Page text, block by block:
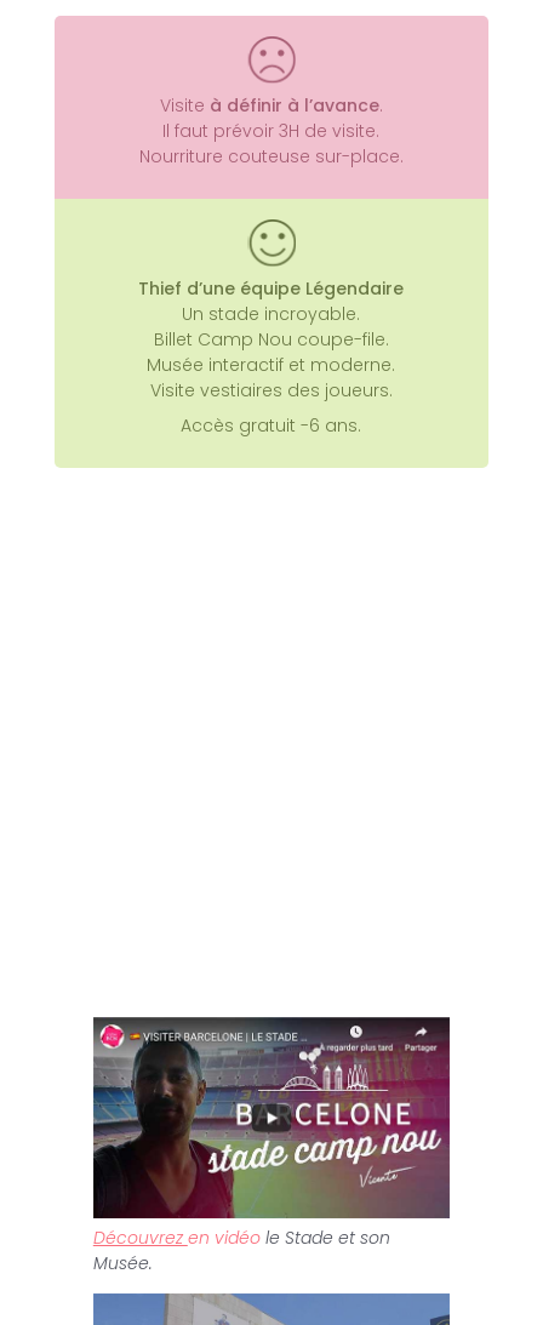
C’est toute l’histoire du Barça
depuis 1899 que l’on prend plaisir à
découvrir.
Visite à définir à l’avance.
Il faut prévoir 3H de visite.
Nourriture couteuse sur-place.
Thief d’une équipe Légendaire
Un stade incroyable.
Billet Camp Nou coupe-file.
Musée interactif et moderne.
Visite vestiaires des joueurs.
Accès gratuit -6 ans.
Découvrez en vidéole Stade et son
Musée.